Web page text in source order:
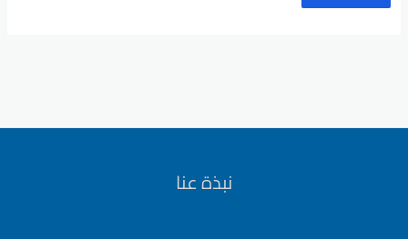
نبذة عنا